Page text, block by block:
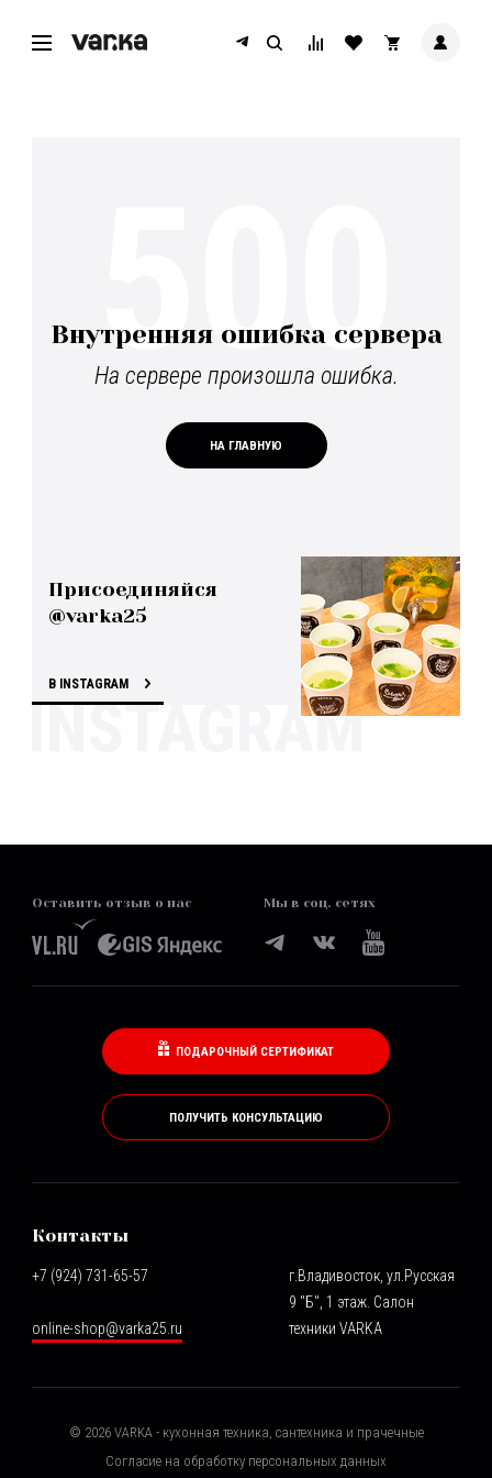
Внутренняя ошибка сервера
На сервере произошла ошибка.
НА ГЛАВНУЮ
500
Присоединяйся
@varka25
В INSTAGRAM
Оставить отзыв о нас Мы в соц. сетях
ПОДАРОЧНЫЙ СЕРТИФИКАТ
ПОЛУЧИТЬ КОНСУЛЬТАЦИЮ
Контакты
+7 (924) 731-65-57
online-shop@varka25.ru
г.Владивосток, ул.Русская
9 "Б", 1 этаж. Салон
техники VARKA
© 2026VARKA - кухонная техника, сантехника и прачечные
Согласие на обработку персональных данных